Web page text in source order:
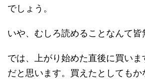
でしょう。
いや、むしろ読めることなんて皆
では、上がり始めた直後に買い
だと思います。買えたとしても